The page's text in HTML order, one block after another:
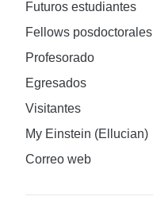
Futuros estudiantes
Fellows posdoctorales
Profesorado
Egresados
Visitantes
My Einstein (Ellucian)
Correo web